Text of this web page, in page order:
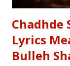
Chadhde
Lyrics
Bulleh